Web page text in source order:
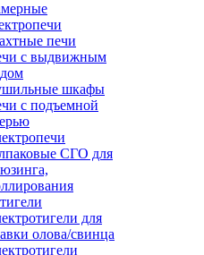
печи
с выдвижным
шкафы
с подъемной
СГО для
для
олова/свинца